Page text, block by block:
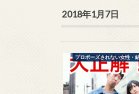
2018年1月7日
プロポーズされない女性・